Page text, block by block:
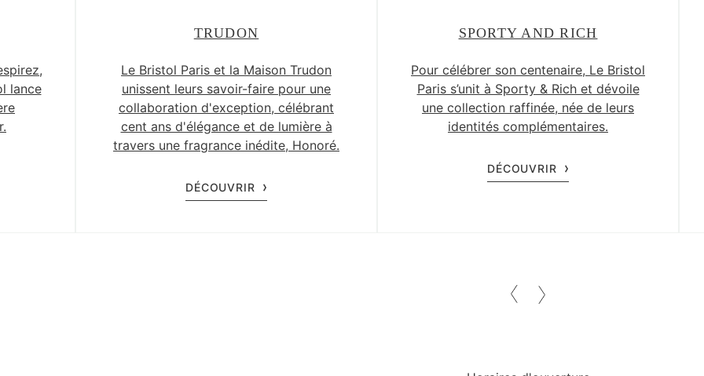
lance
TRUDON
Le Bristol Paris et la Maison Trudon
unissent leurs savoir-faire pour une
collaboration d'exception, célébrant
cent ans d'élégance et de lumière à
travers une fragrance inédite, Honoré.
DÉCOUVRIR
SPORTY AND RICH
Pour célébrer son centenaire, Le Bristol
Paris s’unit à Sporty & Rich et dévoile
une collection raffinée, née de leurs
identités complémentaires.
DÉCOUVRIR